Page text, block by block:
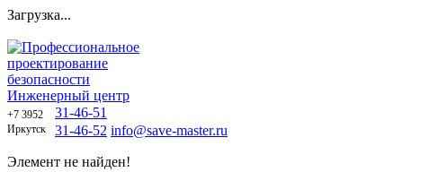
Загрузка...
Профессиональное
проектирование
безопасности
Инженерный центр
+7 3952
Иркутск
31-46-51
31-46-52 info@save-master.ru
Элемент не найден!